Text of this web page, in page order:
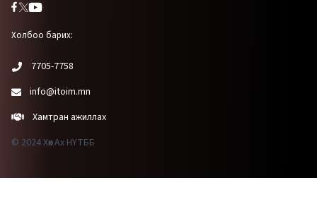
Холбоо барих:
7705-7758
info@itoim.mn
Хамтран ажиллах
© 2024 Хөх Ах НҮТББ